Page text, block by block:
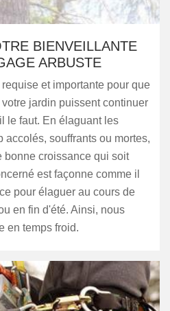
BIENVEILLANTE
ARBUSTE
et importante pour que
jardin puissent continuer
le faut. En élaguant les
accolés, souffrants ou mortes,
bonne croissance qui soit
est façonne comme il
pour élaguer au cours de
en fin d'été. Ainsi, nous
en temps froid.